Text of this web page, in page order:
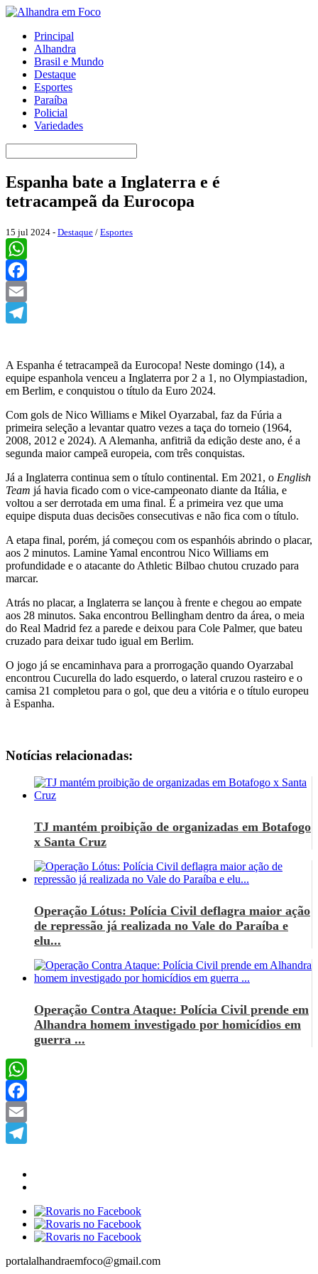
Principal
Alhandra
Brasil e Mundo
Destaque
Esportes
Paraíba
Policial
Variedades
Espanha bate a Inglaterra e é
tetracampeã da Eurocopa
15 jul 2024 - Destaque / Esportes
WhatsApp
Facebook
Email
A Espanha é tetracampeã da Eurocopa! Neste domingo (14), a
equipe espanhola venceu a Inglaterra por 2 a 1, no Olympiastadion,
em Berlim, e conquistou o título da Euro 2024.
Com gols de Nico Williams e Mikel Oyarzabal, faz da Fúria a
primeira seleção a levantar quatro vezes a taça do torneio (1964,
2008, 2012 e 2024). A Alemanha, anfitriã da edição deste ano, é a
segunda maior campeã europeia, com três conquistas.
Já a Inglaterra continua sem o título continental. Em 2021, o English
Team já havia ficado com o vice-campeonato diante da Itália, e
voltou a ser derrotada em uma final. É a primeira vez que uma
equipe disputa duas decisões consecutivas e não fica com o título.
A etapa final, porém, já começou com os espanhóis abrindo o placar,
aos 2 minutos. Lamine Yamal encontrou Nico Williams em
profundidade e o atacante do Athletic Bilbao chutou cruzado para
marcar.
Atrás no placar, a Inglaterra se lançou à frente e chegou ao empate
aos 28 minutos. Saka encontrou Bellingham dentro da área, o meia
do Real Madrid fez a parede e deixou para Cole Palmer, que bateu
cruzado para deixar tudo igual em Berlim.
O jogo já se encaminhava para a prorrogação quando Oyarzabal
encontrou Cucurella do lado esquerdo, o lateral cruzou rasteiro e o
camisa 21 completou para o gol, que deu a vitória e o título europeu
à Espanha.
Notícias relacionadas:
TJ mantém proibição de organizadas em Botafogo
x Santa Cruz
Operação Lótus: Polícia Civil deflagra maior ação
de repressão já realizada no Vale do Paraíba e
elu...
Operação Contra Ataque: Polícia Civil prende em
Alhandra homem investigado por homicídios em
guerra ...
WhatsApp
Facebook
Email
portalalhandraemfoco@gmail.com